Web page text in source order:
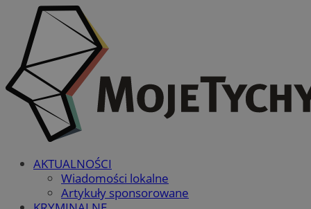
AKTUALNOŚCI
Wiadomości lokalne
Artykuły sponsorowane